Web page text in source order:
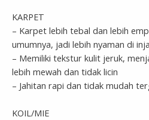
KARPET
– Karpet lebih tebal dan lebih
umumnya, jadi lebih nyaman di
– Memiliki tekstur kulit jeruk,
lebih mewah dan tidak licin
– Jahitan rapi dan tidak mudah
KOIL/MIE